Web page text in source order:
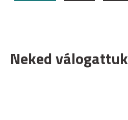
Neked válogattuk